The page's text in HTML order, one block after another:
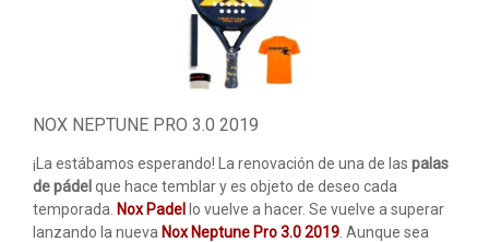
PELOTAS PADEL
ROPA
OUTLET PADEL
NOX NEPTUNE PRO 3.0 2019
¡La estábamos esperando! La renovación de una de las palas
de pádelque hace temblar y es objeto de deseo cada
temporada. Nox Padello vuelve a hacer. Se vuelve a superar
lanzando la nueva Nox Neptune Pro 3.0 2019 . Aunque sea